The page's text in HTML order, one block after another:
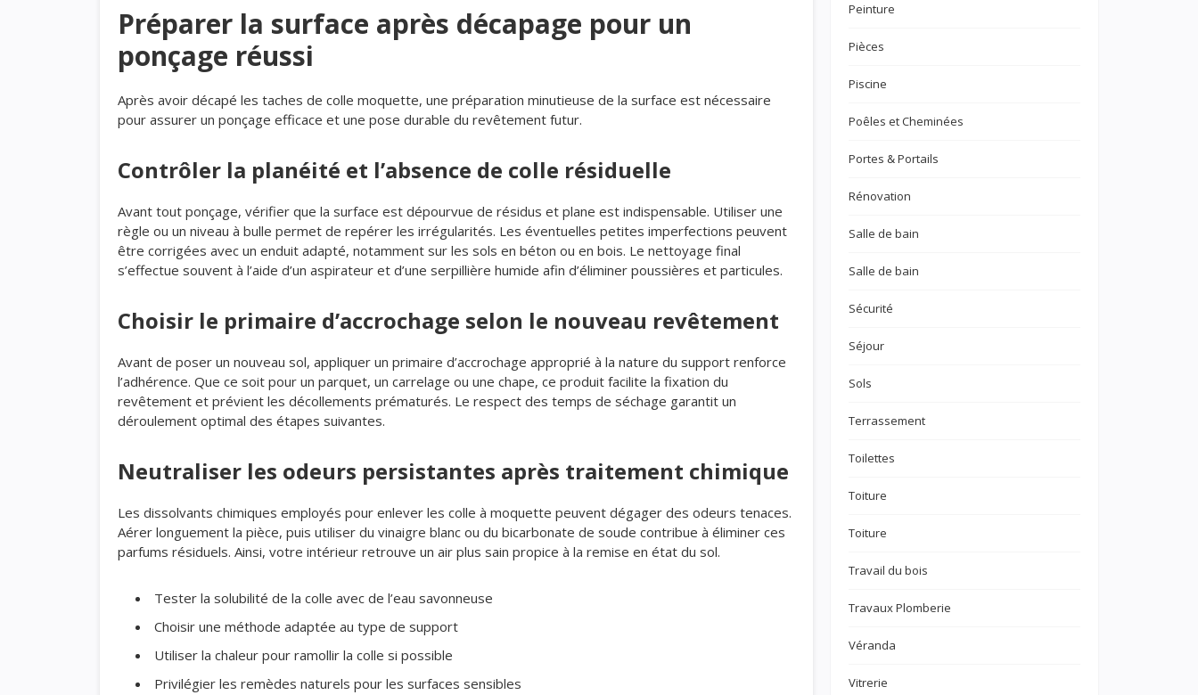
Préparer la surface après décapage pour un
ponçage réussi
Après avoir décapé les taches de colle moquette, une préparation minutieuse de la surface est nécessaire
pour assurer un ponçage efficace et une pose durable du revêtement futur.
Contrôler la planéité et l’absence de colle résiduelle
Avant tout ponçage, vérifier que la surface est dépourvue de résidus et plane est indispensable. Utiliser une
règle ou un niveau à bulle permet de repérer les irrégularités. Les éventuelles petites imperfections peuvent
être corrigées avec un enduit adapté, notamment sur les sols en béton ou en bois. Le nettoyage final
s’effectue souvent à l’aide d’un aspirateur et d’une serpillière humide afin d’éliminer poussières et particules.
Choisir le primaire d’accrochage selon le nouveau revêtement
Avant de poser un nouveau sol, appliquer un primaire d’accrochage approprié à la nature du support renforce
l’adhérence. Que ce soit pour un parquet, un carrelage ou une chape, ce produit facilite la fixation du
revêtement et prévient les décollements prématurés. Le respect des temps de séchage garantit un
déroulement optimal des étapes suivantes.
Neutraliser les odeurs persistantes après traitement chimique
Les dissolvants chimiques employés pour enlever les colle à moquette peuvent dégager des odeurs tenaces.
Aérer longuement la pièce, puis utiliser du vinaigre blanc ou du bicarbonate de soude contribue à éliminer ces
parfums résiduels. Ainsi, votre intérieur retrouve un air plus sain propice à la remise en état du sol.
Tester la solubilité de la colle avec de l’eau savonneuse
Choisir une méthode adaptée au type de support
Utiliser la chaleur pour ramollir la colle si possible
Privilégier les remèdes naturels pour les surfaces sensibles
Peinture
Pièces
Piscine
Poêles et Cheminées
Portes & Portails
Rénovation
Salle de bain
Salle de bain
Sécurité
Séjour
Sols
Terrassement
Toilettes
Toiture
Toiture
Travail du bois
Travaux Plomberie
Véranda
Vitrerie